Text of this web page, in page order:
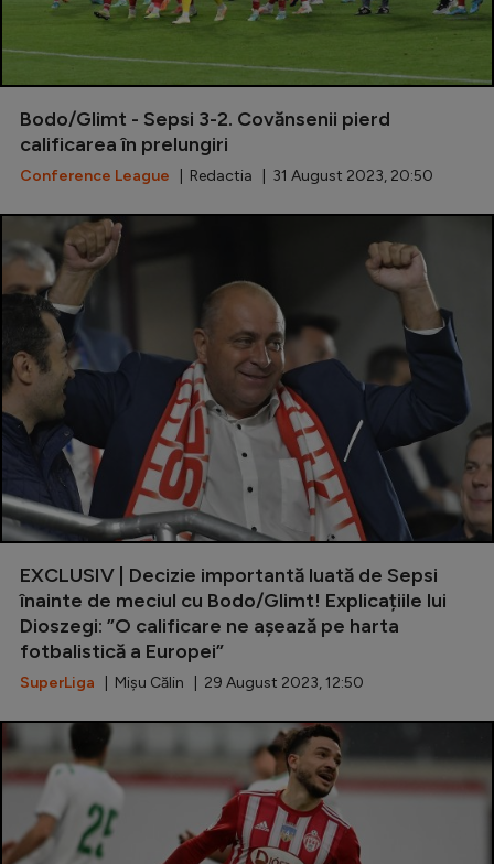
Bodo/Glimt - Sepsi 3-2. Covănsenii pierd
calificarea în prelungiri
Conference League | Redactia | 31 August 2023, 20:50
EXCLUSIV | Decizie importantă luată de Sepsi
înainte de meciul cu Bodo/Glimt! Explicațiile lui
Dioszegi: ”O calificare ne așează pe harta
fotbalistică a Europei”
SuperLiga | Mișu Călin | 29 August 2023, 12:50